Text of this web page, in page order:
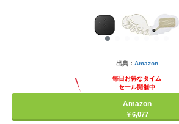
出典： Amazon
毎日お得なタイム
セール開催中
Amazon
￥6,077